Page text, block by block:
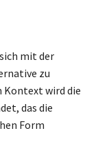
mit der
zu
Kontext wird die
das die
Form